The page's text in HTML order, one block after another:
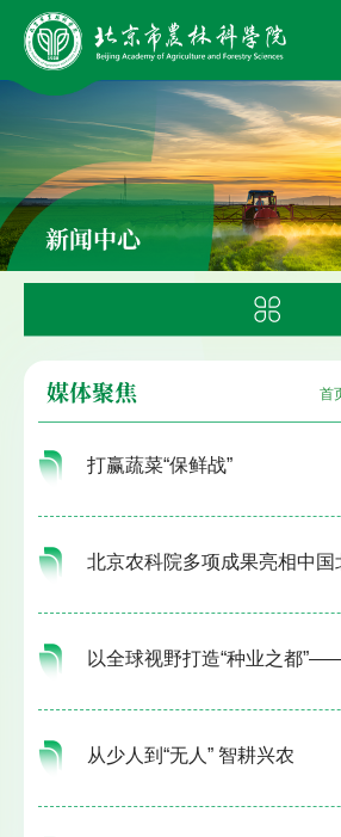
新闻中心
首
媒体聚焦
打赢蔬菜“保鲜战”
北京农科院多项成果亮相中国北京种业
以全球视野打造“种业之都”——看北京种业如何加速走
从少人到“无人” 智耕兴农